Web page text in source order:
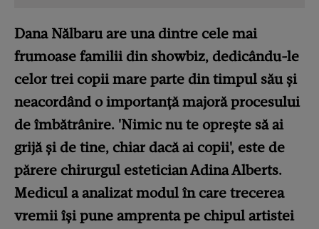
Dana Nălbaru are una dintre cele mai
frumoase familii din showbiz, dedicându-le
celor trei copii mare parte din timpul său și
neacordând o importanță majoră procesului
de îmbătrânire. 'Nimic nu te oprește să ai
grijă și de tine, chiar dacă ai copii', este de
părere chirurgul estetician Adina Alberts.
Medicul a analizat modul în care trecerea
vremii își pune amprenta pe chipul artistei